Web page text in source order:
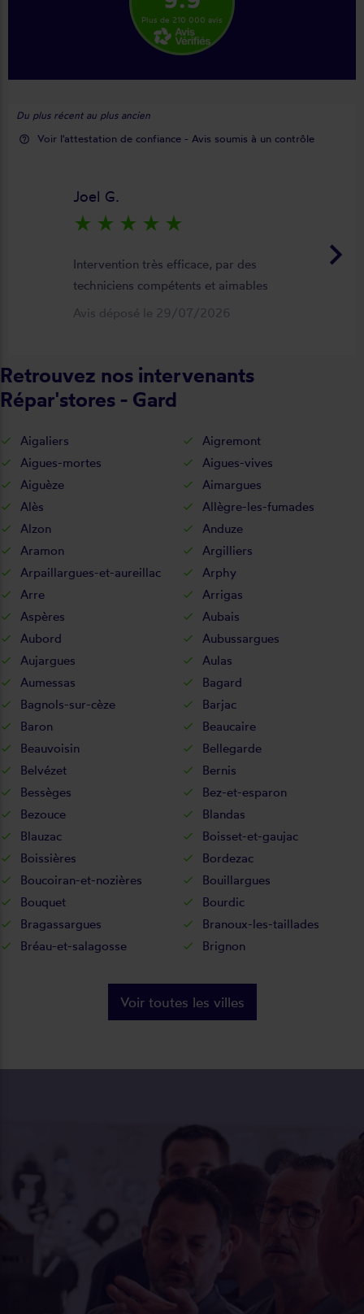
Plus de 210 000 avis
Du plus récent au plus ancien
help_outline Voir l'attestation de confiance - Avis soumis à un contrôle
keyboard_arrow_right
Joel G.
star_rate star_rate star_rate star_rate star_rate
Intervention très efficace, par des
techniciens compétents et aimables
Avis déposé le 29/07/2026
Retrouvez nos intervenants
Répar'stores - Gard
Aigaliers
Aigremont
Aigues-mortes
Aigues-vives
Aiguèze
Aimargues
Alès
Allègre-les-fumades
Alzon
Anduze
Aramon
Argilliers
Arpaillargues-et-aureillac
Arphy
Arre
Arrigas
Aspères
Aubais
Aubord
Aubussargues
Aujargues
Aulas
Aumessas
Bagard
Bagnols-sur-cèze
Barjac
Baron
Beaucaire
Beauvoisin
Bellegarde
Belvézet
Bernis
Bessèges
Bez-et-esparon
Bezouce
Blandas
Blauzac
Boisset-et-gaujac
Boissières
Bordezac
Boucoiran-et-nozières
Bouillargues
Bouquet
Bourdic
Bragassargues
Branoux-les-taillades
Bréau-et-salagosse
Brignon
Voir toutes les villes